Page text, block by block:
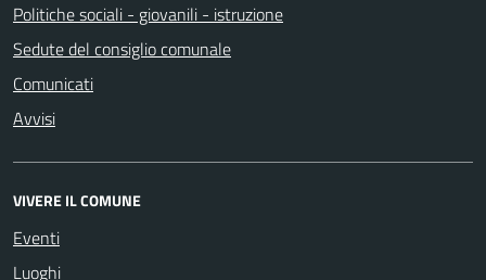
Politiche sociali - giovanili - istruzione
Sedute del consiglio comunale
Comunicati
Avvisi
VIVERE IL COMUNE
Eventi
Luoghi